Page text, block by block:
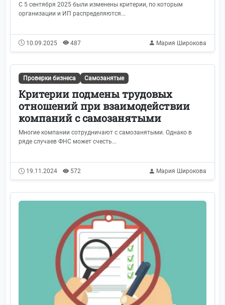
С 5 сентября 2025 были изменены критерии, по которым
организации и ИП распределяются...
10.09.2025 487 Мария Широкова
Проверки бизнеса Самозанятые
Критерии подмены трудовых
отношений при взаимодействии
компаний с самозанятыми
Многие компании сотрудничают с самозанятыми. Однако в
ряде случаев ФНС может счесть...
19.11.2024 572 Мария Широкова